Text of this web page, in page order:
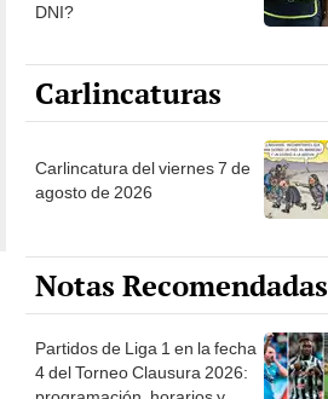
DNI?
Carlincaturas
Carlincatura del viernes 7 de
agosto de 2026
Notas Recomendadas
Partidos de Liga 1 en la fecha
4 del Torneo Clausura 2026: